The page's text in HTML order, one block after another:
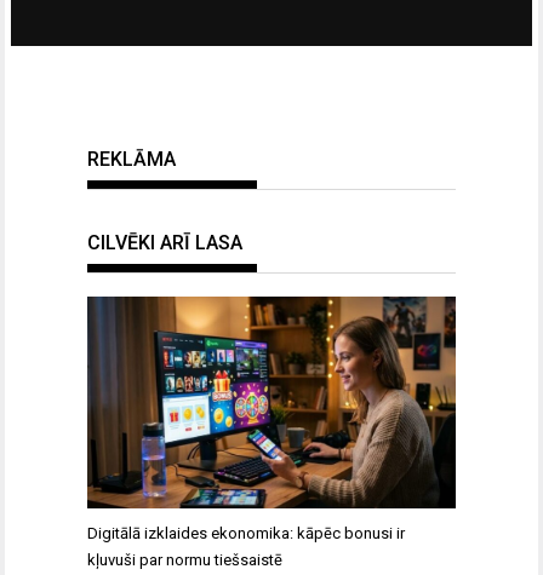
REKLĀMA
CILVĒKI ARĪ LASA
Digitālā izklaides ekonomika: kāpēc bonusi ir
kļuvuši par normu tiešsaistē